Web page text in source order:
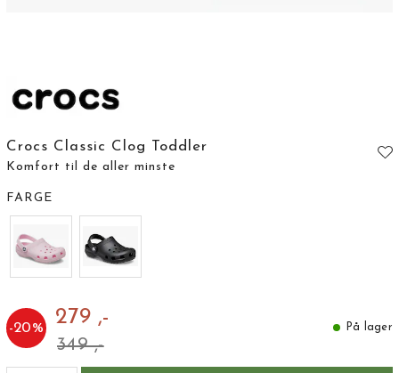
Crocs Classic Clog Toddler
Komfort til de aller minste
FARGE
-20% 279 ,-
349 ,-
På lager